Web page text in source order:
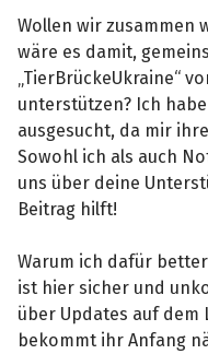
Wollen wir zusammen
wäre es damit,
„TierBrückeUkraine“
unterstützen? Ich
ausgesucht, da mir
Sowohl ich als auch
uns über deine
Beitrag hilft!
Warum ich dafür
ist hier sicher und
über Updates auf
bekommt ihr Anfang